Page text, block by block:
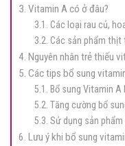
3. Vitamin A có ở đâu?
3.1. Các loại rau củ,
3.2. Các sản phẩm
4. Nguyên nhân trẻ thiếu
5. Các tips bổ sung
5.1. Bổ sung Vitamin A
5.2. Tăng cường bổ
5.3. Sử dụng sản
6. Lưu ý khi bổ sung